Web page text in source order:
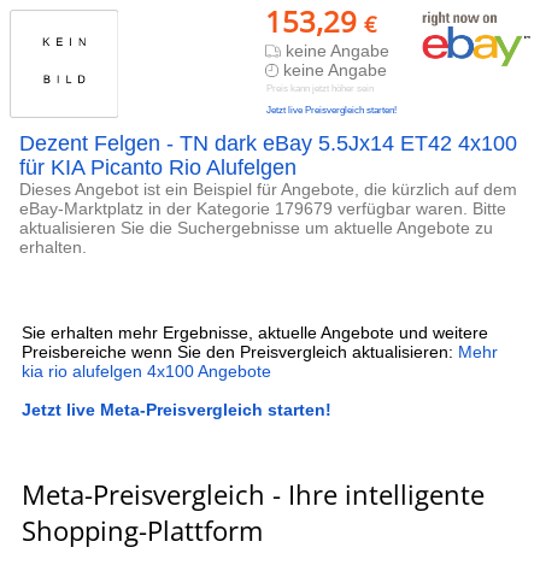
153,29 €
keine Angabe
keine Angabe
Preis kann jetzt höher sein
Jetzt live Preisvergleich starten!
Dezent Felgen - TN dark eBay 5.5Jx14 ET42 4x100
für KIA Picanto Rio Alufelgen
Dieses Angebot ist ein Beispiel für Angebote, die kürzlich auf dem
eBay-Marktplatz in der Kategorie 179679 verfügbar waren. Bitte
aktualisieren Sie die Suchergebnisse um aktuelle Angebote zu
erhalten.
Sie erhalten mehr Ergebnisse, aktuelle Angebote und weitere
Preisbereiche wenn Sie den Preisvergleich aktualisieren: Mehr
kia rio alufelgen 4x100 Angebote
Jetzt live Meta-Preisvergleich starten!
Meta-Preisvergleich - Ihre intelligente
Shopping-Plattform